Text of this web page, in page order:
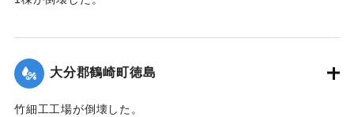
｜固有コード:00474066
大分郡鶴崎町徳島
竹細工工場が倒壊した。